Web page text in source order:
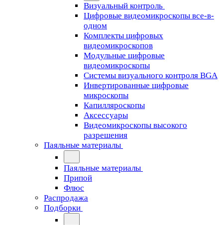
Визуальный контроль
Цифровые видеомикроскопы все-в-
одном
Комплекты цифровых
видеомикроскопов
Модульные цифровые
видеомикроскопы
Cистемы визуального контроля BGA
Инвертированные цифровые
микроскопы
Капилляроскопы
Аксессуары
Видеомикроскопы высокого
разрешения
Паяльные материалы
Паяльные материалы
Припой
Флюс
Распродажа
Подборки